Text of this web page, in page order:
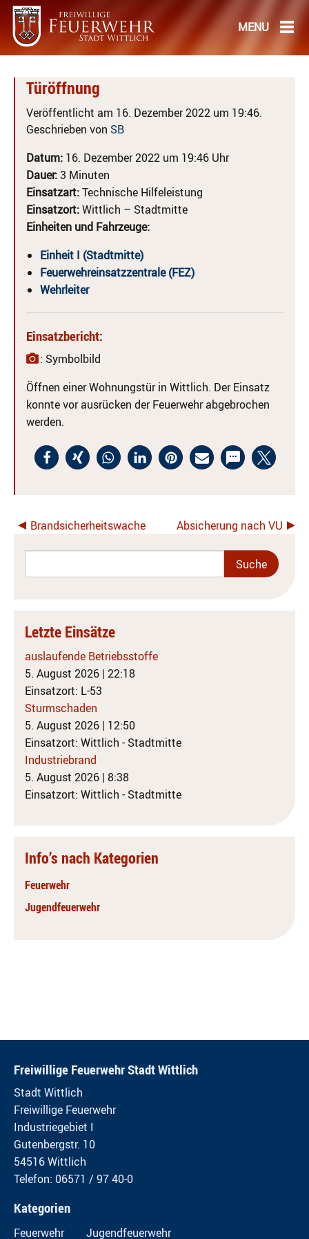
Türöffnung
Veröffentlicht am 16. Dezember 2022 um 19:46.
Geschrieben von SB
Datum: 16. Dezember 2022 um 19:46 Uhr
Dauer:3 Minuten
Einsatzart:Technische Hilfeleistung
Einsatzort:Wittlich – Stadtmitte
Einheiten und Fahrzeuge:
Einheit I (Stadtmitte)
Feuerwehreinsatzzentrale (FEZ)
Wehrleiter
Einsatzbericht:
: Symbolbild
Öffnen einer Wohnungstür in Wittlich. Der Einsatz
konnte vor ausrücken der Feuerwehr abgebrochen
werden.
Brandsicherheitswache Absicherung nach VU
Letzte Einsätze
auslaufende Betriebsstoffe
5. August 2026 | 22:18
Einsatzort: L-53
Sturmschaden
5. August 2026 | 12:50
Einsatzort: Wittlich - Stadtmitte
Industriebrand
5. August 2026 | 8:38
Einsatzort: Wittlich - Stadtmitte
Info’s nach Kategorien
Feuerwehr
Jugendfeuerwehr
Freiwillige Feuerwehr Stadt Wittlich
Stadt Wittlich
Freiwillige Feuerwehr
Industriegebiet I
Gutenbergstr. 10
54516 Wittlich
Telefon: 06571 / 97 40-0
Kategorien
Feuerwehr Jugendfeuerwehr